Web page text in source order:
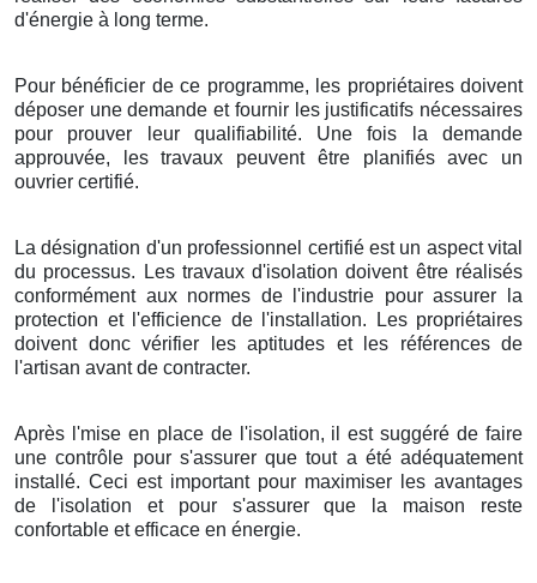
d'énergie à long terme.
Pour bénéficier de ce programme, les propriétaires doivent
déposer une demande et fournir les justificatifs nécessaires
pour prouver leur qualifiabilité. Une fois la demande
approuvée, les travaux peuvent être planifiés avec un
ouvrier certifié.
La désignation d'un professionnel certifié est un aspect vital
du processus. Les travaux d'isolation doivent être réalisés
conformément aux normes de l'industrie pour assurer la
protection et l'efficience de l'installation. Les propriétaires
doivent donc vérifier les aptitudes et les références de
l'artisan avant de contracter.
Après l'mise en place de l'isolation, il est suggéré de faire
une contrôle pour s'assurer que tout a été adéquatement
installé. Ceci est important pour maximiser les avantages
de l'isolation et pour s'assurer que la maison reste
confortable et efficace en énergie.